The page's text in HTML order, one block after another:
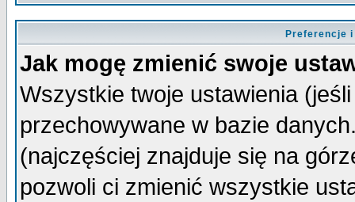
Preferencje
Jak mogę zmienić swoje
Wszystkie twoje ustawienia
przechowywane w bazie
(najczęściej znajduje się na
pozwoli ci zmienić wszystkie